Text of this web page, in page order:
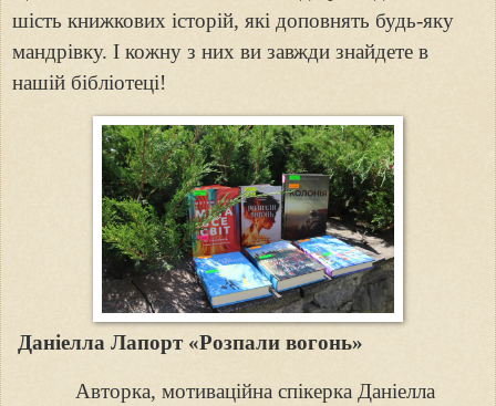
шість книжкових історій, які доповнять будь-яку
мандрівку. І кожну з них ви завжди знайдете в
нашій бібліотеці!
Даніелла Лапорт «Розпали вогонь»
Авторка, мотиваційна спікерка Даніелла